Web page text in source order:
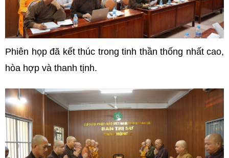
Phiên họp đã kết thúc trong tinh thần thống nhất cao,
hòa hợp và thanh tịnh.